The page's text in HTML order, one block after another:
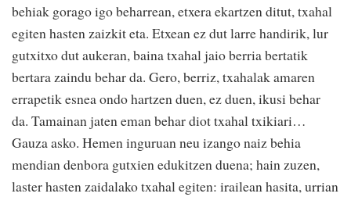
behiak gorago igo beharrean, etxera ekartzen ditut, txahal
egiten hasten zaizkit eta. Etxean ez dut larre handirik, lur
gutxitxo dut aukeran, baina txahal jaio berria bertatik
bertara zaindu behar da. Gero, berriz, txahalak amaren
errapetik esnea ondo hartzen duen, ez duen, ikusi behar
da. Tamainan jaten eman behar diot txahal txikiari…
Gauza asko. Hemen inguruan neu izango naiz behia
mendian denbora gutxien edukitzen duena; hain zuzen,
laster hasten zaidalako txahal egiten: irailean hasita, urrian